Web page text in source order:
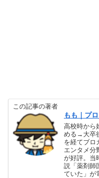
この記事の著者
もも｜プ
高校時から
める→大卒
を経てブロ
エンタメ分
が好評。当
説「薬剤師
ていた」が